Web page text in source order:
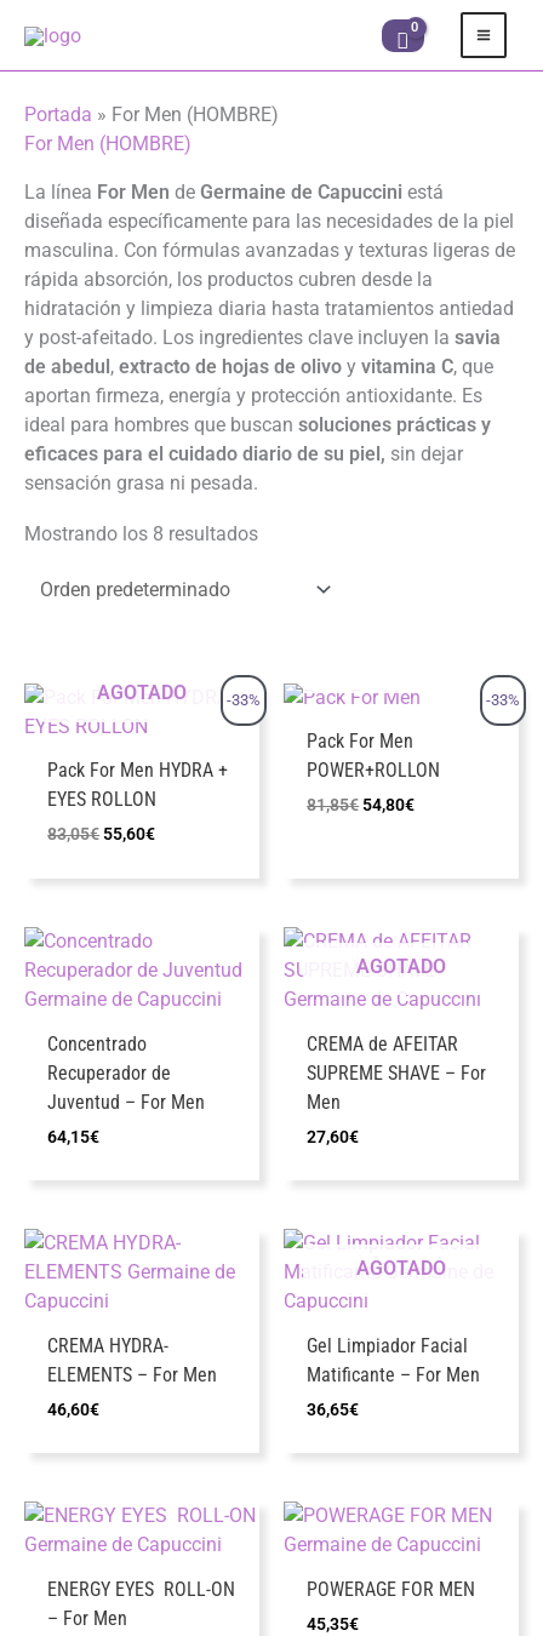
contenido
Portada » For Men (HOMBRE)
For Men (HOMBRE)
La línea For Men de Germaine de Capuccini está
diseñada específicamente para las necesidades de la piel
masculina. Con fórmulas avanzadas y texturas ligeras de
rápida absorción, los productos cubren desde la
hidratación y limpieza diaria hasta tratamientos antiedad
y post-afeitado. Los ingredientes clave incluyen la savia
de abedul , extracto de hojas de olivo y vitamina C, que
aportan firmeza, energía y protección antioxidante. Es
ideal para hombres que buscan soluciones prácticas y
eficaces para el cuidado diario de su piel, sin dejar
sensación grasa ni pesada.
Mostrando los 8 resultados
-33%
AGOTADO
Pack For Men HYDRA +
EYES ROLLON
83,05€ El
original
55,60€El
actual
-33%
Pack For Men
POWER+ROLLON
81,85€ El
54,80€El
Concentrado
Recuperador de
Juventud – For Men
64,15€
AGOTADO
CREMA de AFEITAR
SUPREME SHAVE – For
Men
27,60€
CREMA HYDRA-
ELEMENTS – For Men
46,60€
AGOTADO
Gel Limpiador Facial
Matificante – For Men
36,65€
ENERGY EYES ROLL-ON
– For Men
POWERAGE FOR MEN
45,35€